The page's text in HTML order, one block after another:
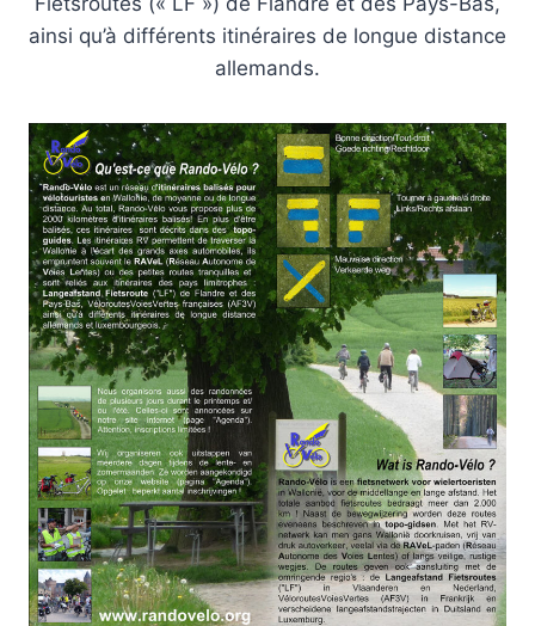
ainsi qu’à différents itinéraires de longue distance
allemands.